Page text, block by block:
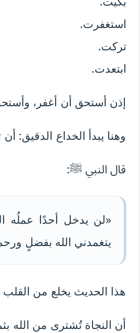
استغفرت.
تركت.
ابتعدت.
إذن أستحق أن أغفر،
وهنا يبدأ الخداع الدقيق:
قال النبي ﷺ:
«لن يدخل أحدًا عملُه
يتغمدني الله بفضلٍ
هذا الحديث يخلع من القلب
أن النجاة تُشترى من الله